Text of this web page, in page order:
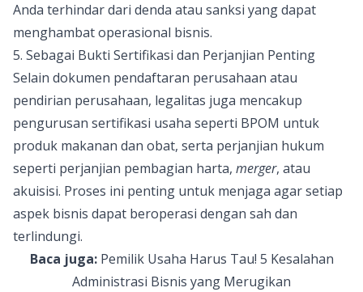
Anda terhindar dari denda atau sanksi yang dapat
menghambat operasional bisnis.
5. Sebagai Bukti Sertifikasi dan Perjanjian Penting
Selain dokumen pendaftaran perusahaan atau
pendirian perusahaan, legalitas juga mencakup
pengurusan sertifikasi usaha seperti BPOM untuk
produk makanan dan obat, serta perjanjian hukum
seperti perjanjian pembagian harta, merger, atau
akuisisi. Proses ini penting untuk menjaga agar setiap
aspek bisnis dapat beroperasi dengan sah dan
terlindungi.
Baca juga: Pemilik Usaha Harus Tau! 5 Kesalahan
Administrasi Bisnis yang Merugikan